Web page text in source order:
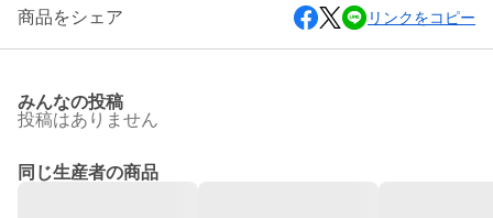
商品をシェア リンクをコピー
みんなの投稿
投稿はありません
同じ生産者の商品